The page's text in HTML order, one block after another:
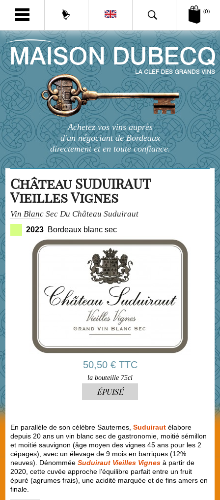
(0)
Achetez vos vins auprès
d'un négociant de Bordeaux
directement et en toute confiance.
Château SUDUIRAUT
Vieilles Vignes
Vin Blanc Sec Du Château Suduiraut
2023 Bordeaux blanc sec
50,50 € TTC
la bouteille 75cl
ÉPUISÉ
En parallèle de son célèbre Sauternes, Suduirautélabore
depuis 20 ans un vin blanc sec de gastronomie, moitié sémillon
et moitié sauvignon (âge moyen des vignes 45 ans pour les 2
cépages), avec un élevage de 9 mois en barriques (12%
neuves). Dénommée Suduiraut Vieilles Vignesà partir de
2020, cette cuvée approche l’équilibre parfait entre un fruit
épuré (agrumes frais), une acidité marquée et de fins amers en
finale.